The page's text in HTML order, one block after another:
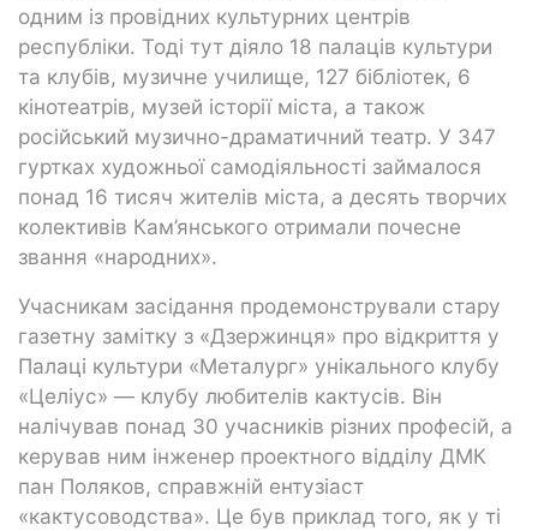
одним із провідних культурних центрів
республіки. Тоді тут діяло 18 палаців культури
та клубів, музичне училище, 127 бібліотек, 6
кінотеатрів, музей історії міста, а також
російський музично-драматичний театр. У 347
гуртках художньої самодіяльності займалося
понад 16 тисяч жителів міста, а десять творчих
колективів Кам’янського отримали почесне
звання «народних».
Учасникам засідання продемонстрували стару
газетну замітку з «Дзержинця» про відкриття у
Палаці культури «Металург» унікального клубу
«Целіус» — клубу любителів кактусів. Він
налічував понад 30 учасників різних професій, а
керував ним інженер проектного відділу ДМК
пан Поляков, справжній ентузіаст
«кактусоводства». Це був приклад того, як у ті